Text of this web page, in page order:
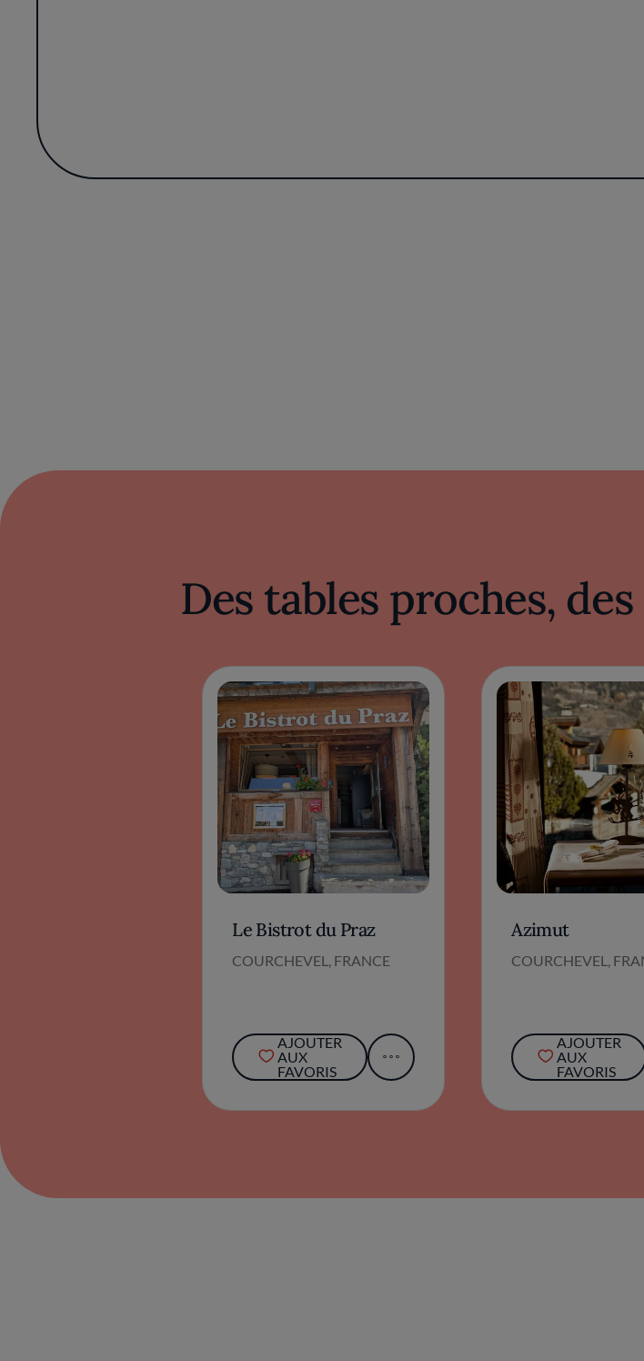
Des tables proches,
Le Bistrot du Praz
COURCHEVEL, FRANCE
AJOUTER
AUX
FAVORIS
Azimut
COURCHEVEL,
AJOUTER
AUX
FAVORIS